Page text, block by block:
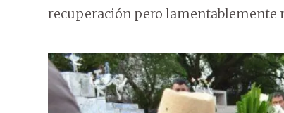
recuperación pero lamentablemente